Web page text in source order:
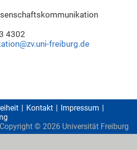
4302
freiburg.de
Kontakt
Impressum
Copyright © 2026 Universität Freiburg